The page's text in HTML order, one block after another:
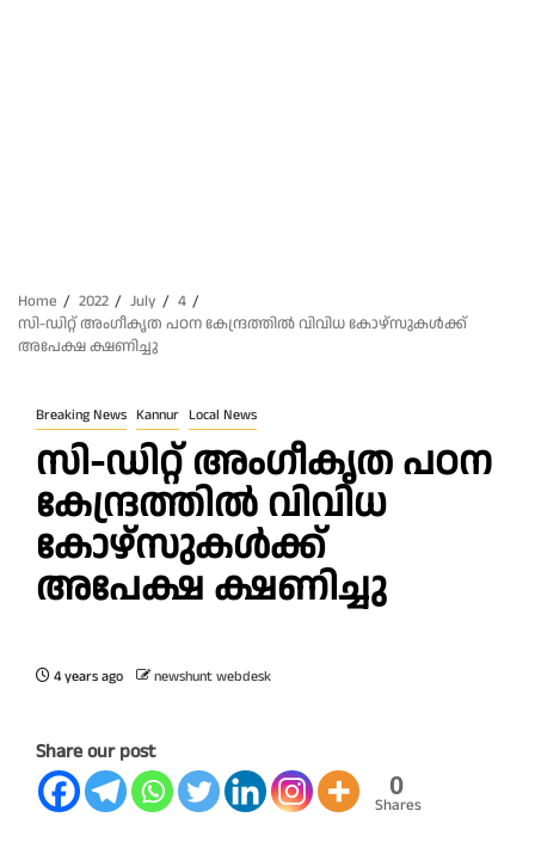
Home 2022 July
4
സി-ഡിറ്റ് അംഗീകൃത പഠന കേന്ദ്രത്തിൽ വിവിധ കോഴ്സുകൾക്ക്
അപേക്ഷ ക്ഷണിച്ചു
Breaking News Kannur Local News
സി-ഡിറ്റ് അംഗീകൃത പഠന
കേന്ദ്രത്തിൽ വിവിധ
കോഴ്സുകൾക്ക്
അപേക്ഷ ക്ഷണിച്ചു
4 years ago newshunt webdesk
Share our post
0
Shares